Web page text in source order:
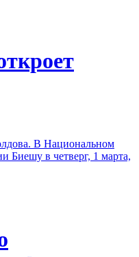
В Национальном
Биешу в четверг, 1 марта,